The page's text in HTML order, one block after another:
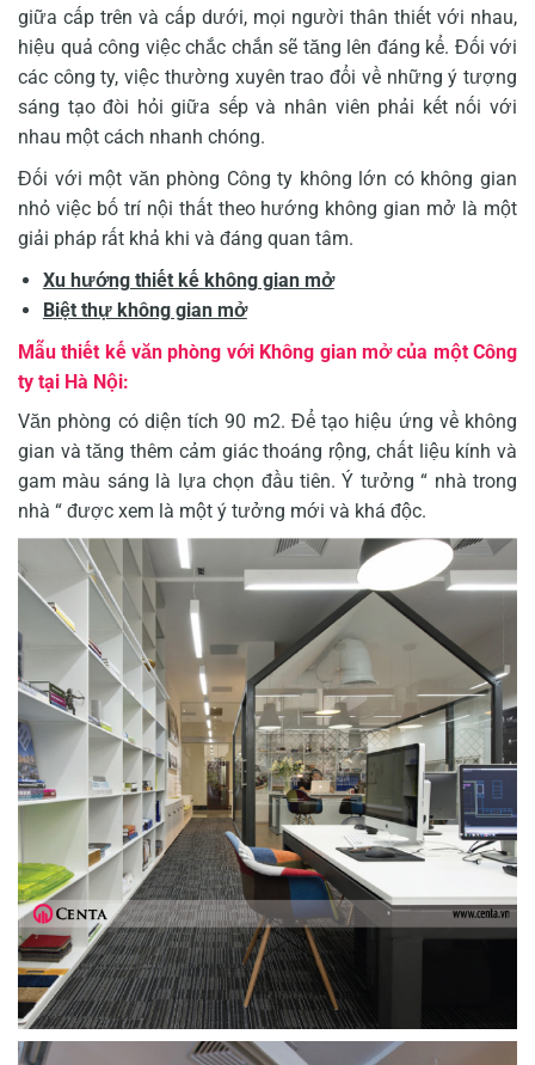
giữa cấp trên và cấp dưới, mọi người thân thiết với nhau,
hiệu quả công việc chắc chắn sẽ tăng lên đáng kể. Đối với
các công ty, việc thường xuyên trao đổi về những ý tượng
sáng tạo đòi hỏi giữa sếp và nhân viên phải kết nối với
nhau một cách nhanh chóng.
Đối với một văn phòng Công ty không lớn có không gian
nhỏ việc bố trí nội thất theo hướng không gian mở là một
giải pháp rất khả khi và đáng quan tâm.
Xu hướng thiết kế không gian mở
Biệt thự không gian mở
Mẫu thiết kế văn phòng với Không gian mở của một Công
ty tại Hà Nội:
Văn phòng có diện tích 90 m2. Để tạo hiệu ứng về không
gian và tăng thêm cảm giác thoáng rộng, chất liệu kính và
gam màu sáng là lựa chọn đầu tiên. Ý tưởng “ nhà trong
nhà “ được xem là một ý tưởng mới và khá độc.